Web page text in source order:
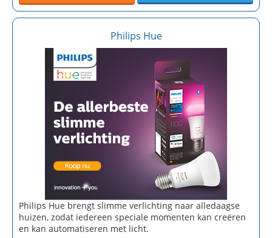
Philips Hue
Philips Hue brengt slimme verlichting naar alledaagse
huizen, zodat iedereen speciale momenten kan creëren
en kan automatiseren met licht.